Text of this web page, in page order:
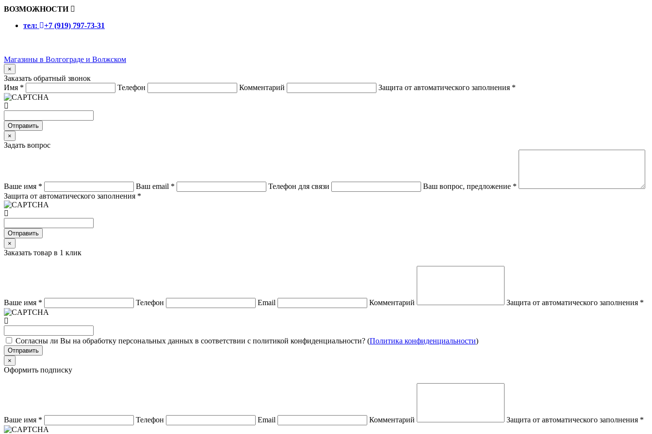
ВОЗМОЖНОСТИ
тел:
+7 (919) 797-73-31
Магазины в Волгограде и Волжском
×
Заказать обратный звонок
Имя * Телефон Комментарий Защита от автоматического заполнения *
Отправить
×
Задать вопрос
Ваше имя * Ваш email * Телефон для связи Ваш вопрос, предложение *
Защита от автоматического заполнения *
Отправить
×
Заказать товар в 1 клик
Ваше имя * Телефон Email Комментарий Защита от автоматического заполнения *
Согласны ли Вы на обработку персональных данных в соответствии с политикой конфиденциальности? (Политика конфиденциальности)
Отправить
×
Оформить подписку
Ваше имя * Телефон Email Комментарий Защита от автоматического заполнения *